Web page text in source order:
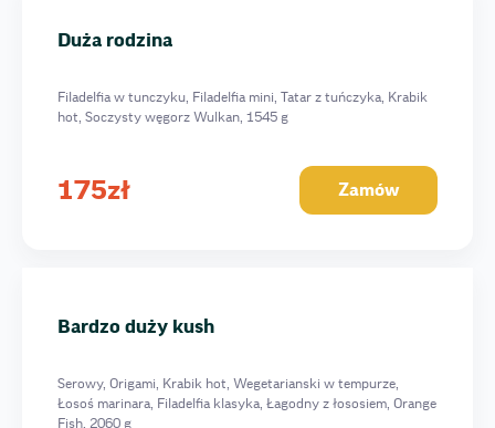
Zestaw Lady Premium Max 2,5 kg
Zestaw Duzy Kwiatek 1,7 kg
Tempura
Duża rodzina
Filadelfia w tunczyku, Filadelfia mini, Tatar z tuńczyka, Krabik
hot, Soczysty węgorz Wulkan, 1545 g
175zł Zamów
Bardzo duży kush
Serowy, Origami, Krabik hot, Wegetarianski w tempurze,
Łosoś marinara, Filadelfia klasyka, Łagodny z łososiem, Orange
Fish, 2060 g